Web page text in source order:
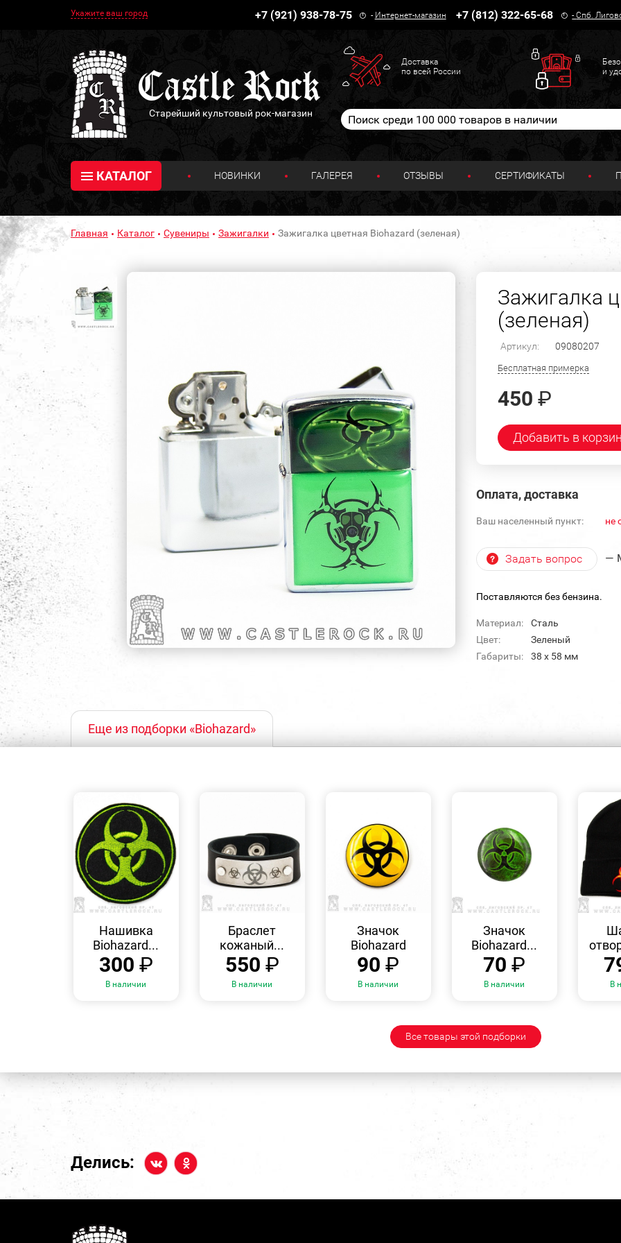
Укажите ваш город +7 (921) 938-78-75 - Интернет-магазин +7 (812) 322-65-68 -Спб.
Старейший культовый рок-магазин
Доставка
по всей России
и
КАТАЛОГ НОВИНКИ ГАЛЕРЕЯ ОТЗЫВЫ СЕРТИФИКАТЫ
Главная Каталог Сувениры Зажигалки Зажигалка цветная Biohazard (зеленая)
Зажигалка
(зеленая)
Артикул: 09080207
Бесплатная примерка
450 ₽
Добавить в
Оплата, доставка
Ваш населенный пункт: не
Задать вопрос —
Поставляются без бензина.
Материал:
Сталь
Цвет:
Зеленый
Габариты:
38 х 58 мм
Еще из подборки «Biohazard»
Нашивка
Biohazard...
300 ₽
В наличии
Браслет
кожаный...
550 ₽
В наличии
Значок
Biohazard
90₽
В наличии
Значок
Biohazard...
70₽
В наличии В
Все товары этой подборки
Делись: